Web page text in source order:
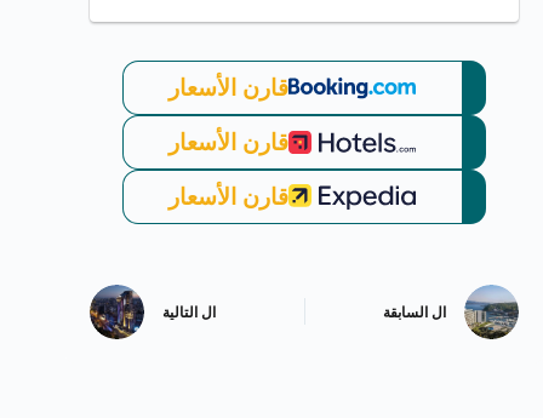
قارن الأسعار
قارن الأسعار
قارن الأسعار
ال السابقة ال التالية